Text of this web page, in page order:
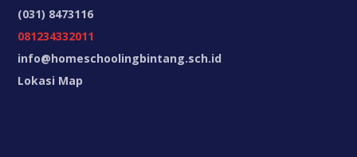
(031) 8473116
081234332011
info@homeschoolingbintang.sch.id
Lokasi Map